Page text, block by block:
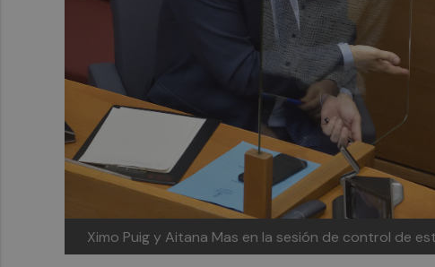
Ximo Puig y Aitana Mas en la sesión de control de